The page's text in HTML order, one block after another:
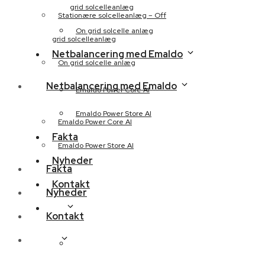
grid solcelleanlæg
On grid solcelle anlæg
Netbalancering med Emaldo
Emaldo Power Core AI
Emaldo Power Store AI
Fakta
Nyheder
Kontakt
Stationære solcelleanlæg – Off
grid solcelleanlæg
On grid solcelle anlæg
Netbalancering med Emaldo
Emaldo Power Core AI
Emaldo Power Store AI
Fakta
Nyheder
Kontakt